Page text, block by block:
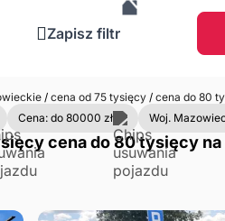
Zapisz filtr
/cena od 75 tysięcy /cena do 80
Cena: do 80000 zł Woj.
cena do 80 tysięcy na